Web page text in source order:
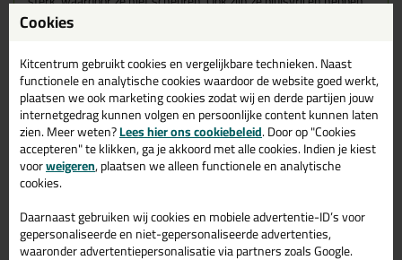
ze een fijne geur.
Deze doekjes verwijderen zonder problemen de resten van epoxy,
kit, verf, lijm, vet en olie. Erg handig voor het schoonmaken van
gebruikt gereedschap, je handen en je werkplek. De doekjes zijn
eigenlijk universeel inzetbaar.
Kenmerken
Inhoud: 2 stuks
Tip: laat het reinigingsmiddel van de doekjes goed
inwerken op het schoon te maken materiaal. Hierdoor
wordt het schoonmaken daarna nog makkelijker
Cookies
Kitcentrum gebruikt cookies en vergelijkbare technieken. Naast
functionele en analytische cookies waardoor de website goed werkt,
plaatsen we ook marketing cookies zodat wij en derde partijen jouw
internetgedrag kunnen volgen en persoonlijke content kunnen laten
zien. Meer weten?Lees hier ons cookiebeleid. Door op "Cookies
accepteren" te klikken, ga je akkoord met alle cookies. Indien je kiest
voorweigeren, plaatsen we alleen functionele en analytische
cookies.
Daarnaast gebruiken wij cookies en mobiele advertentie-ID’s voor
gepersonaliseerde en niet-gepersonaliseerde advertenties,
waaronder advertentiepersonalisatie via partners zoals Google.